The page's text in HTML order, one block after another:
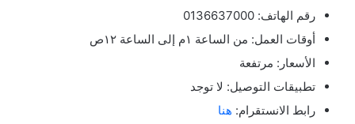
رقم الهاتف: 0136637000
أوقات العمل: من الساعة ١م إلى الساعة ١٢ص
الأسعار: مرتفعة
تطبيقات التوصيل: لا توجد
رابط الانستقرام: هنا